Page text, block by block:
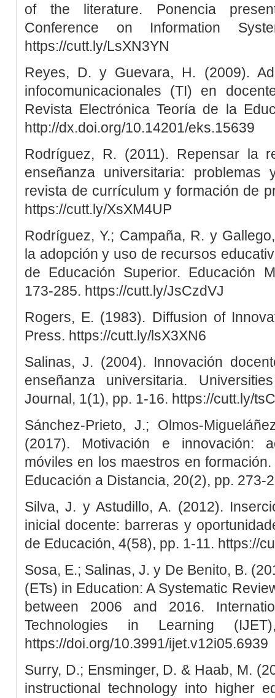
of the literature. Ponencia
Conference on Information
https://cutt.ly/LsXN3YN
Reyes, D. y Guevara, H. (2009).
infocomunicacionales (TI) en
Revista Electrónica Teoría de la
http://dx.doi.org/10.14201/eks.15639
Rodríguez, R. (2011). Repensar la
enseñanza universitaria: problemas
revista de currículum y formación de
https://cutt.ly/XsXM4UP
Rodríguez, Y.; Campaña, R. y
la adopción y uso de recursos
de Educación Superior. Educación
173-285. https://cutt.ly/JsCzdVJ
Rogers, E. (1983). Diffusion of
Press. https://cutt.ly/lsX3XN6
Salinas, J. (2004). Innovación
enseñanza universitaria.
Journal, 1(1), pp. 1-16. https://cutt.ly/
Sánchez-Prieto, J.; Olmos-
(2017). Motivación e innovación:
móviles en los maestros en
Educación a Distancia, 20(2), pp. 273-
Silva, J. y Astudillo, A. (2012).
inicial docente: barreras y
de Educación, 4(58), pp. 1-11. https://
Sosa, E.; Salinas, J. y De Benito, B.
(ETs) in Education: A Systematic
between 2006 and 2016.
Technologies in Learning
https://doi.org/10.3991/ijet.v12i05.6939
Surry, D.; Ensminger, D. & Haab, M.
instructional technology into higher